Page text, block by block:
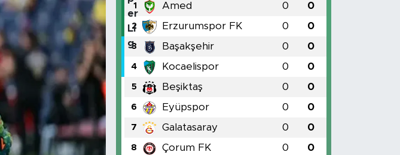
1 Amed 0 0
2 Erzurumspor FK 0 0
3 Başakşehir 0 0
4 Kocaelispor 0 0
5 Beşiktaş 0 0
6 Eyüpspor 0 0
7 Galatasaray 0 0
8 Çorum FK 0 0